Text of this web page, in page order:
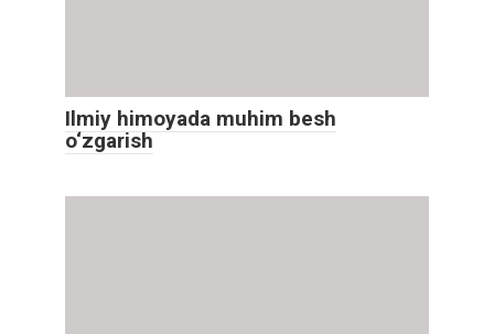
Ilmiy himoyada muhim besh
o‘zgarish